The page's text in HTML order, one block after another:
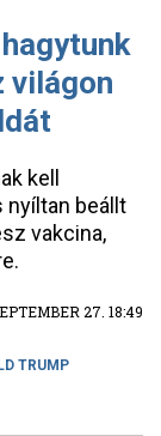
világon
kell
nyíltan beállt
vakcina,
27. 18:49
TRUMP